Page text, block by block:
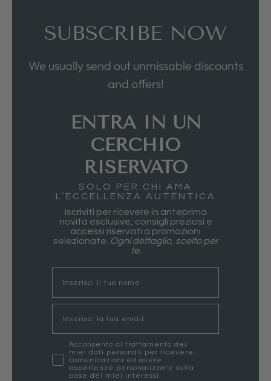
SUBSCRIBE NOW
We usually send out unmissable discounts
and offers!
ENTRA IN UN
CERCHIO
RISERVATO
SOLO PER CHI AMA
L’ECCELLENZA AUTENTICA
Iscriviti per ricevere in anteprima
novità esclusive, consigli preziosi e
accessi riservati a promozioni
selezionate. Ogni dettaglio, scelto per
te.
marketing
Acconsento al trattamento dei
miei dati personali per ricevere
comunicazioni ed avere
esperienze personalizzate sulla
base dei miei interessi.